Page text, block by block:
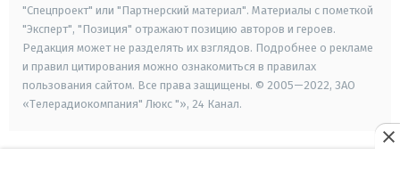
"Спецпроект" или "Партнерский материал". Материалы с пометкой
"Эксперт", "Позиция" отражают позицию авторов и героев.
Редакция может не разделять их взглядов. Подробнее о рекламе
и правил цитирования можно ознакомиться в правилах
пользования сайтом. Все права защищены. © 2005—2022, ЗАО
«Телерадиокомпания" Люкс "», 24 Канал.